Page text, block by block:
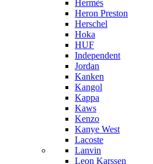
Hermès
Heron Preston
Hersсhel
Hoka
HUF
Independent
Jordan
Kanken
Kangol
Kappa
Kaws
Kenzo
Kanye West
Lacoste
Lanvin
Leon Karssen